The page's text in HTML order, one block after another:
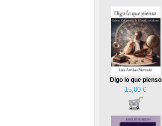
Digo lo que pienso
15,00 €